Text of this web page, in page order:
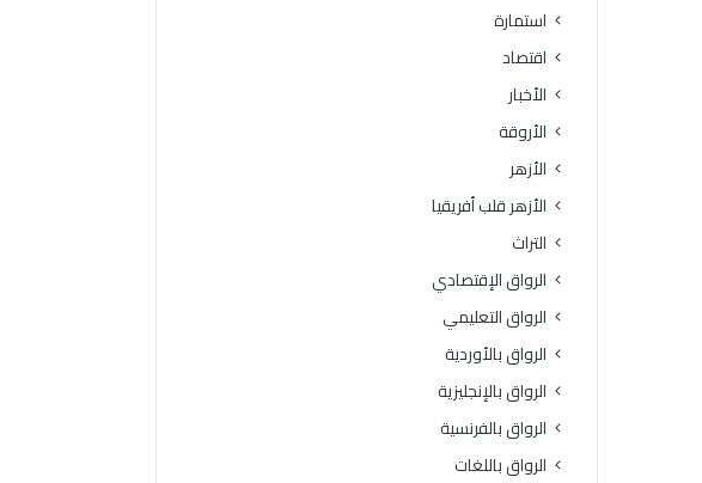
استمارة
اقتصاد
الأخبار
الأروقة
الأزهر
الأزهر قلب أفريقيا
التراث
الرواق الإقتصادي
الرواق التعليمي
الرواق بالأوردية
الرواق بالإنجليزية
الرواق بالفرنسية
الرواق باللغات